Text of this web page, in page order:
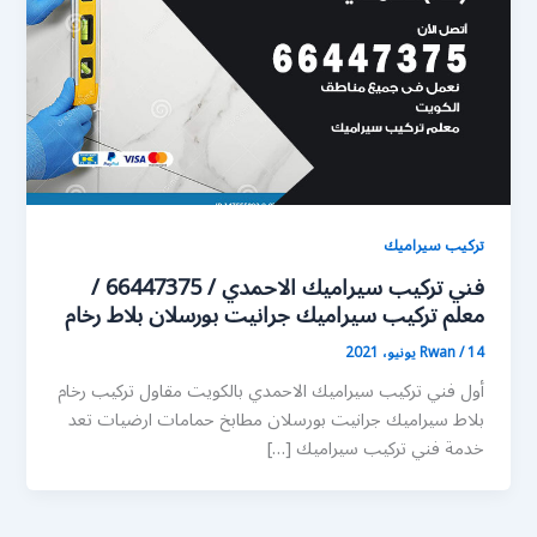
تركيب سيراميك
فني تركيب سيراميك الاحمدي / 66447375 /
معلم تركيب سيراميك جرانيت بورسلان بلاط رخام
Rwan/14 يونيو، 2021
أول فني تركيب سيراميك الاحمدي بالكويت مقاول تركيب رخام
بلاط سيراميك جرانيت بورسلان مطابخ حمامات ارضيات تعد
خدمة فني تركيب سيراميك […]